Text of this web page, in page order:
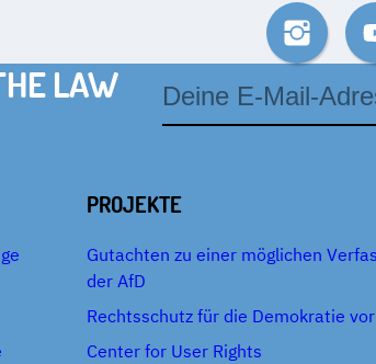
LAW
Mail-
PROJEKTE
Gutachten zu einer möglichen
der AfD
Rechtsschutz für die Demokratie
Center for User Rights